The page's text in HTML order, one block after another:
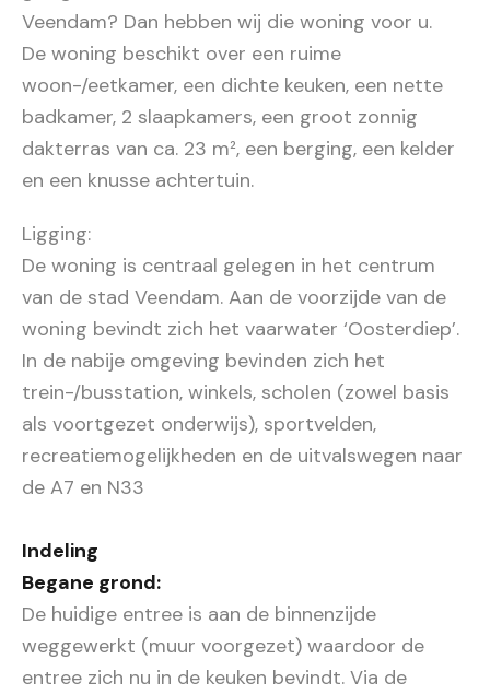
Veendam? Dan hebben wij die woning voor u.
De woning beschikt over een ruime
woon-/eetkamer, een dichte keuken, een nette
badkamer, 2 slaapkamers, een groot zonnig
dakterras van ca. 23 m², een berging, een kelder
en een knusse achtertuin.
Ligging:
De woning is centraal gelegen in het centrum
van de stad Veendam. Aan de voorzijde van de
woning bevindt zich het vaarwater ‘Oosterdiep’.
In de nabije omgeving bevinden zich het
trein-/busstation, winkels, scholen (zowel basis
als voortgezet onderwijs), sportvelden,
recreatiemogelijkheden en de uitvalswegen naar
de A7 en N33
Indeling
Begane grond:
De huidige entree is aan de binnenzijde
weggewerkt (muur voorgezet) waardoor de
entree zich nu in de keuken bevindt. Via de